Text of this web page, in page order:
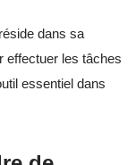
dans sa
effectuer les tâches
essentiel dans